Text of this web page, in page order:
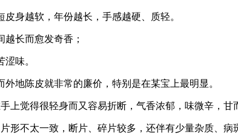
身越软，年份越长，手感越硬、质轻。
长而愈发奇香；
味。
地陈皮就非常的廉价，特别是在某宝上最明显。
上觉得很轻身而又容易折断，气香浓郁，味微辛，甘
形不太一致，断片、碎片较多，还伴有少量杂质、病